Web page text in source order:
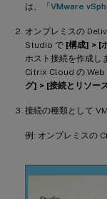
は、「 VMware
オンプレミスの
Studio で [構成] > [
ホスト接続を作成し
Citrix Cloud の Web
グ] > [接続とリソー
接続の種類として
例: オンプレミスの